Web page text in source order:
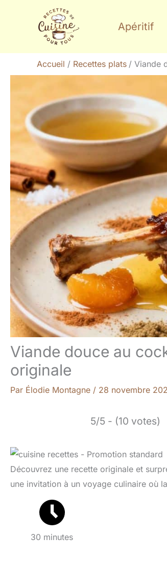
Apéritif
Accueil Recettes plats Viande
Viande douce au
originale
Par Élodie Montagne / 28 novembre
5/5 - (10 votes)
Découvrez une recette originale et
une invitation à un voyage culinaire où
30 minutes